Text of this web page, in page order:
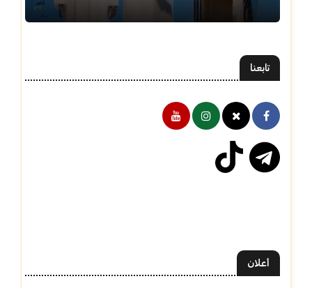
تابعنا
أعلان